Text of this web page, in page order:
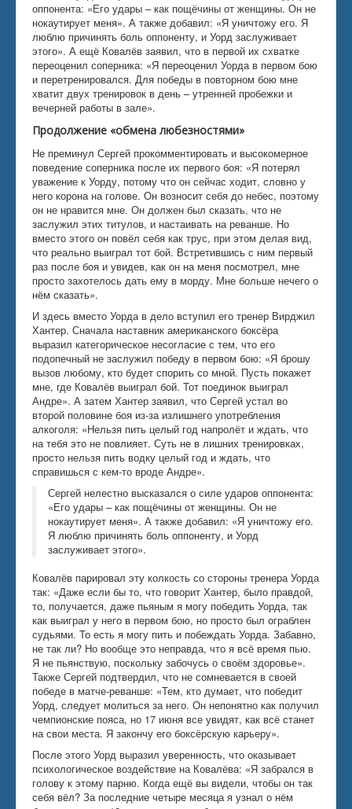
оппонента: «Его удары – как пощёчины от женщины. Он не
нокаутирует меня». А также добавил: «Я уничтожу его. Я
люблю причинять боль оппоненту, и Уорд заслуживает
этого». А ещё Ковалёв заявил, что в первой их схватке
переоценил соперника: «Я переоценил Уорда в первом бою
и перетренировался. Для победы в повторном бою мне
хватит двух тренировок в день – утренней пробежки и
вечерней работы в зале».
Продолжение «обмена любезностями»
Не преминул Сергей прокомментировать и высокомерное
поведение соперника после их первого боя: «Я потерял
уважение к Уорду, потому что он сейчас ходит, словно у
него корона на голове. Он возносит себя до небес, поэтому
он не нравится мне. Он должен был сказать, что не
заслужил этих титулов, и настаивать на реванше. Но
вместо этого он повёл себя как трус, при этом делая вид,
что реально выиграл тот бой. Встретившись с ним первый
раз после боя и увидев, как он на меня посмотрел, мне
просто захотелось дать ему в морду. Мне больше нечего о
нём сказать».
И здесь вместо Уорда в дело вступил его тренер Вирджил
Хантер. Сначала наставник американского боксёра
выразил категорическое несогласие с тем, что его
подопечный не заслужил победу в первом бою: «Я брошу
вызов любому, кто будет спорить со мной. Пусть покажет
мне, где Ковалёв выиграл бой. Тот поединок выиграл
Андре». А затем Хантер заявил, что Сергей устал во
второй половине боя из-за излишнего употребления
алкоголя: «Нельзя пить целый год напролёт и ждать, что
на тебя это не повлияет. Суть не в лишних тренировках,
просто нельзя пить водку целый год и ждать, что
справишься с кем-то вроде Андре».
Сергей нелестно высказался о силе ударов оппонента:
«Его удары – как пощёчины от женщины. Он не
нокаутирует меня». А также добавил: «Я уничтожу его.
Я люблю причинять боль оппоненту, и Уорд
заслуживает этого».
Ковалёв парировал эту колкость со стороны тренера Уорда
так: «Даже если бы то, что говорит Хантер, было правдой,
то, получается, даже пьяным я могу победить Уорда, так
как выиграл у него в первом бою, но просто был ограблен
судьями. То есть я могу пить и побеждать Уорда. Забавно,
не так ли? Но вообще это неправда, что я всё время пью.
Я не пьянствую, поскольку забочусь о своём здоровье».
Также Сергей подтвердил, что не сомневается в своей
победе в матче-реванше: «Тем, кто думает, что победит
Уорд, следует молиться за него. Он непонятно как получил
чемпионские пояса, но 17 июня все увидят, как всё станет
на свои места. Я закончу его боксёрскую карьеру».
После этого Уорд выразил уверенность, что оказывает
психологическое воздействие на Ковалёва: «Я забрался в
голову к этому парню. Когда ещё вы видели, чтобы он так
себя вёл? За последние четыре месяца я узнал о нём